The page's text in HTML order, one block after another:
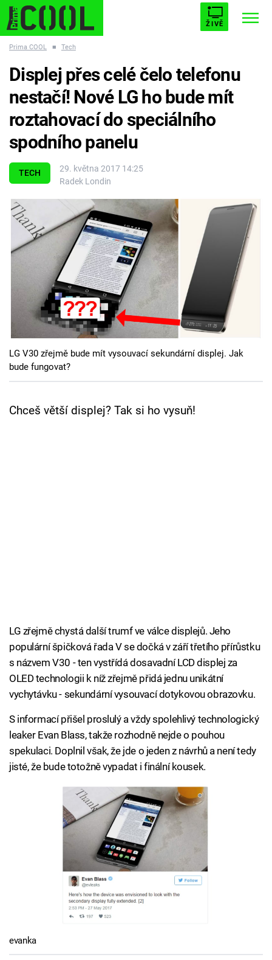
ŽIVĚ
ESCAPE PLNEJ KOTEL AVENGERS 5
Témata
Seriály
Hry
Cool Esport
Pořady
Sledujte prima+
Přihlášení
Prima COOL ■ Tech
TECH
29. května 2017 14:25
Radek Londin
Displej přes celé čelo telefonu
nestačí! Nové LG ho bude mít
roztahovací do speciálního
spodního panelu
LG V30 zřejmě bude mít vysouvací sekundární displej. Jak
bude fungovat?
Chceš větší displej? Tak si ho vysuň!
LG zřejmě chystá další trumf ve válce displejů. Jeho
populární špičková řada V se dočká v září třetího přírůstku
s názvem V30 - ten vystřídá dosavadní LCD displej za
OLED technologii k níž zřejmě přidá jednu unikátní
vychytávku - sekundární vysouvací dotykovou obrazovku.
S informací přišel proslulý a vždy spolehlivý technologický
leaker Evan Blass, takže rozhodně nejde o pouhou
spekulaci. Doplnil však, že jde o jeden z návrhů a není tedy
jisté, že bude totožně vypadat i finální kousek.
evanka